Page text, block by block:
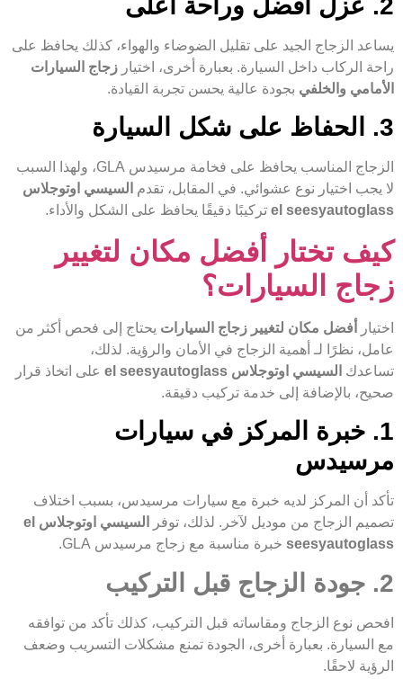
2. عزل أفضل وراحة أعلى
يساعد الزجاج الجيد على تقليل الضوضاء والهواء، كذلك يحافظ على
راحة الركاب داخل السيارة. بعبارة أخرى، اختيار زجاج السيارات
الأمامي والخلفي بجودة عالية يحسن تجربة القيادة.
3. الحفاظ على شكل السيارة
الزجاج المناسب يحافظ على فخامة مرسيدس GLA، ولهذا السبب
لا يجب اختيار نوع عشوائي. في المقابل، تقدم السيسي اوتوجلاس
el seesyautoglass تركيبًا دقيقًا يحافظ على الشكل والأداء.
كيف تختار أفضل مكان لتغيير
زجاج السيارات؟
اختيار أفضل مكان لتغيير زجاج السيارات يحتاج إلى فحص أكثر من
عامل، نظرًا لـ أهمية الزجاج في الأمان والرؤية. لذلك،
تساعدك السيسي اوتوجلاس el seesyautoglass
على اتخاذ قرار
صحيح، بالإضافة إلى خدمة تركيب دقيقة.
1. خبرة المركز في سيارات
مرسيدس
تأكد أن المركز لديه خبرة مع سيارات مرسيدس، بسبب اختلاف
تصميم الزجاج من موديل لآخر. لذلك، توفر
السيسي اوتوجلاس el
seesyautoglass خبرة مناسبة مع زجاج مرسيدس GLA.
2. جودة الزجاج قبل التركيب
افحص نوع الزجاج ومقاساته قبل التركيب، كذلك تأكد من توافقه
مع السيارة. بعبارة أخرى، الجودة تمنع مشكلات التسريب وضعف
الرؤية لاحقًا.